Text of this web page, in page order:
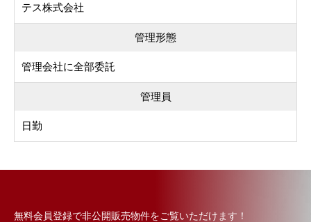
テス株式会社
管理形態
管理会社に全部委託
管理員
日勤
無料会員登録で非公開販売物件をご覧いただけます！